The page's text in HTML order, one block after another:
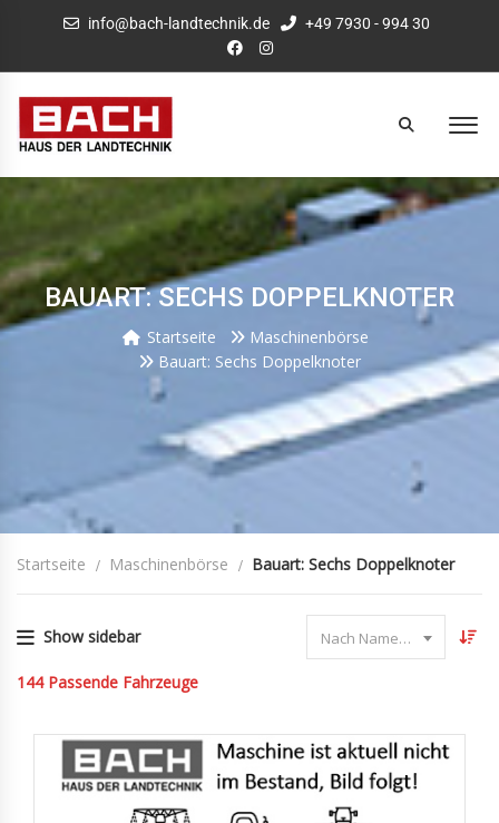
info@bach-landtechnik.de +49 7930 - 994 30
BAUART: SECHS DOPPELKNOTER
Startseite
Maschinenbörse
Bauart: Sechs Doppelknoter
Startseite Maschinenbörse Bauart: Sechs Doppelknoter
Show sidebar Nach Name sortieren
144 Passende Fahrzeuge